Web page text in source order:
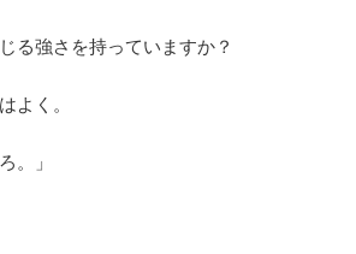
る強さを持っていますか？
よく。
。」